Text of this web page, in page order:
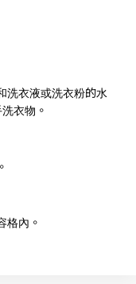
洗衣液或洗衣粉的水
衣物。
格內。